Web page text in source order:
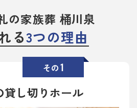
の家族葬 桶川泉
る3つの理由
その1
貸し切りホール